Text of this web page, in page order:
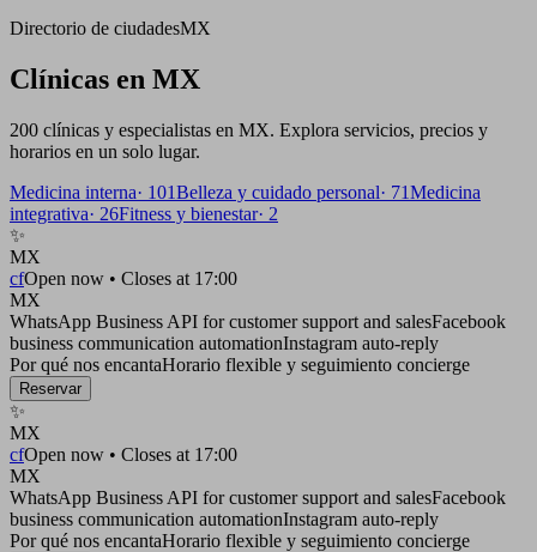
Directorio de ciudadesMX
Clínicas en MX
200 clínicas y especialistas en MX. Explora servicios, precios y
horarios en un solo lugar.
Medicina interna· 101Belleza y cuidado personal· 71Medicina
integrativa· 26Fitness y bienestar· 2
✨
MX
cfOpen now • Closes at 17:00
MX
WhatsApp Business API for customer support and salesFacebook
business communication automationInstagram auto-reply
Por qué nos encantaHorario flexible y seguimiento concierge
Reservar
✨
MX
cfOpen now • Closes at 17:00
MX
WhatsApp Business API for customer support and salesFacebook
business communication automationInstagram auto-reply
Por qué nos encantaHorario flexible y seguimiento concierge